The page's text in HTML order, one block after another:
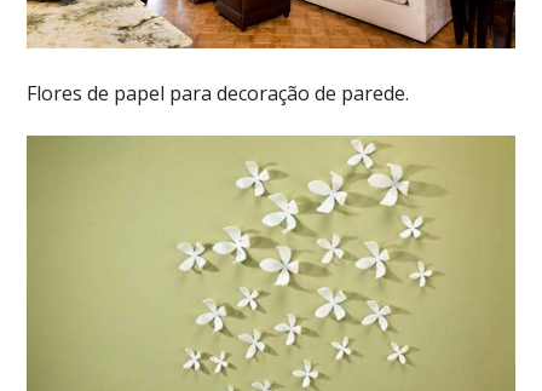
Flores de papel para decoração de parede.